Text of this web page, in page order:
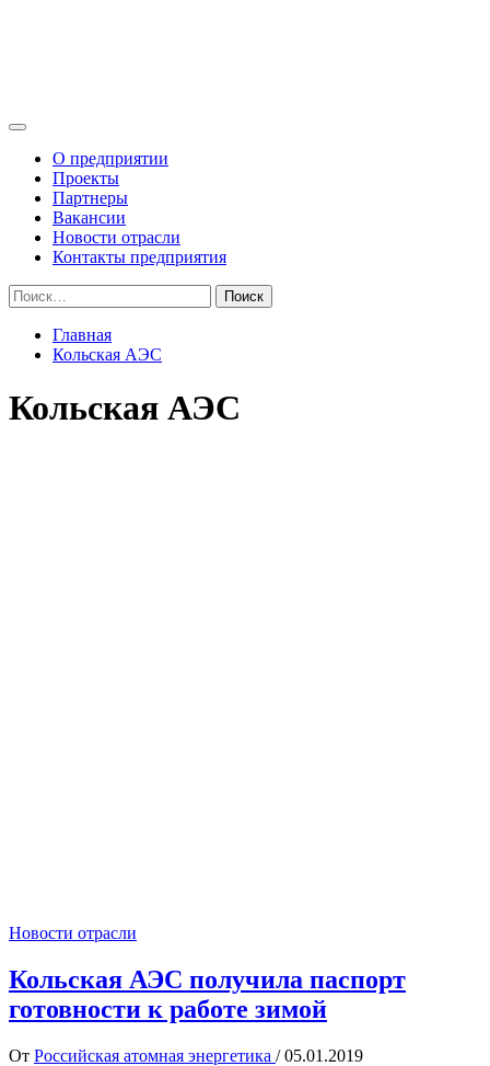
Основное
О предприятии
Проекты
Партнеры
Вакансии
Новости отрасли
Контакты предприятия
Найти:
Главная
Кольская АЭС
Кольская АЭС
Новости отрасли
Кольская АЭС получила паспорт
готовности к работе зимой
От Российская атомная энергетика / 05.01.2019